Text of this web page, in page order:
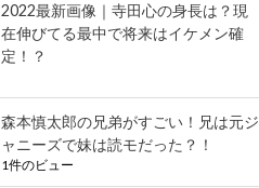
2022最新画像｜寺田心の身長は？現
在伸びてる最中で将来はイケメン確
定！？
森本慎太郎の兄弟がすごい！兄は元ジ
ャニーズで妹は読モだった？！
1件のビュー